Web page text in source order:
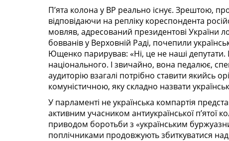
П’ята колона у ВР реально існує. Зрештою,
відповідаючи на репліку кореспондента
мовляв, адресований президентові України
бовванів у Верховній Раді, почепили
Ющенко парирував: «Ні, це не наші депутати.
національного. І звичайно, вона педалює,
аудиторію взагалі потрібно ставити якийсь
комуністичною, яку складно назвати
У парламенті не українська компартія
активним учасником антиукраїнської п’ятої
приводом боротьби з «українським
поплічниками продовжують збиткуватися